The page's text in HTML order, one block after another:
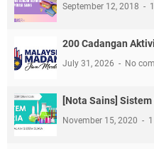
September 12, 2018
200 Cadangan
July 31, 2026 No
[Nota Sains]
November 15, 2020